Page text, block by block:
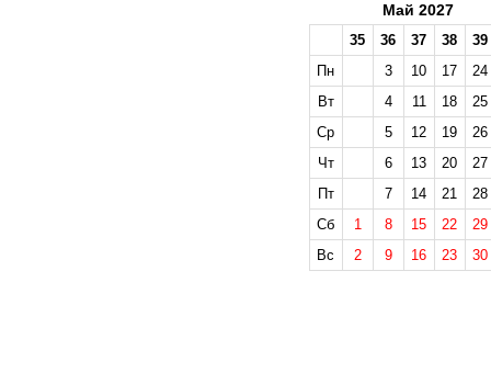
Май 2027
35 36 37 38
39
Пн
3 10 17
24
Вт
4 11 18
25
Ср
5 12 19
26
Чт
6 13 20
27
Пт
7 14 21
28
Сб
1 8 15 22
29
Вс
2 9 16 23 30